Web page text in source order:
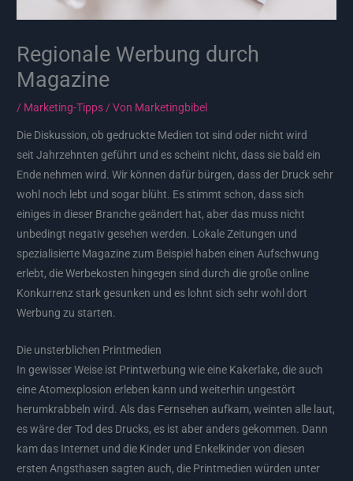
Regionale Werbung durch
Magazine
/ Marketing-Tipps / Von Marketingbibel
Die Diskussion, ob gedruckte Medien tot sind oder nicht wird
seit Jahrzehnten geführt und es scheint nicht, dass sie bald ein
Ende nehmen wird. Wir können dafür bürgen, dass der Druck sehr
wohl noch lebt und sogar blüht. Es stimmt schon, dass sich
einiges in dieser Branche geändert hat, aber das muss nicht
unbedingt negativ gesehen werden. Lokale Zeitungen und
spezialisierte Magazine zum Beispiel haben einen Aufschwung
erlebt, die Werbekosten hingegen sind durch die große online
Konkurrenz stark gesunken und es lohnt sich sehr wohl dort
Werbung zu starten.
Die unsterblichen Printmedien
In gewisser Weise ist Printwerbung wie eine Kakerlake, die auch
eine Atomexplosion erleben kann und weiterhin ungestört
herumkrabbeln wird. Als das Fernsehen aufkam, weinten alle laut,
es wäre der Tod des Drucks, es ist aber anders gekommen. Dann
kam das Internet und die Kinder und Enkelkinder von diesen
ersten Angsthasen sagten auch, die Printmedien würden unter